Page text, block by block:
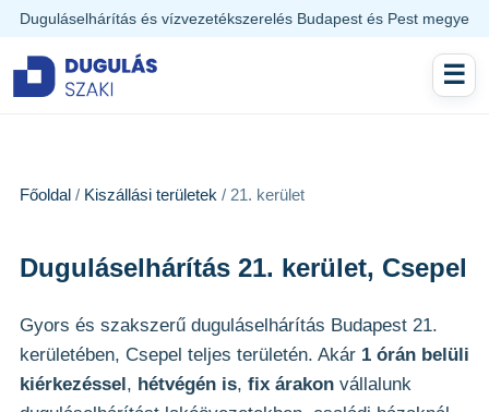
Duguláselhárítás és vízvezetékszerelés Budapest és Pest megye
☰
Szolgáltatások
Vízvezetékszerelés
Főoldal/ Kiszállási területek / 21. kerület
Duguláselhárítás 21. kerület, Csepel
Gyors és szakszerű duguláselhárítás Budapest 21.
kerületében, Csepel teljes területén. Akár 1 órán belüli
kiérkezéssel, hétvégén is, fix árakonvállalunk